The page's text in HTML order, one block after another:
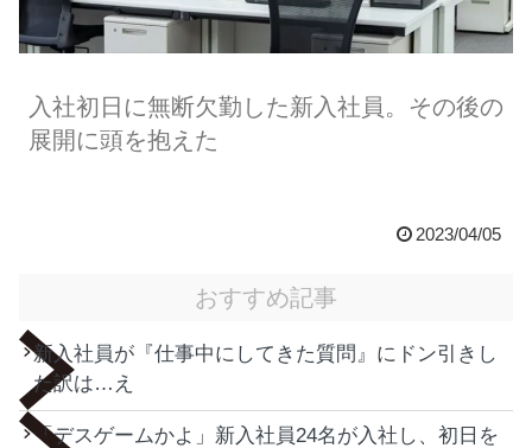
入社初日に無断欠勤した新入社員。その後の
展開に頭を抱えた
2023/04/05
おすすめ記事
新入社員が『仕事中にしてきた質問』にドン引きし
た訳は…え
「デスゲームかよ」新入社員24名が入社し、初日を